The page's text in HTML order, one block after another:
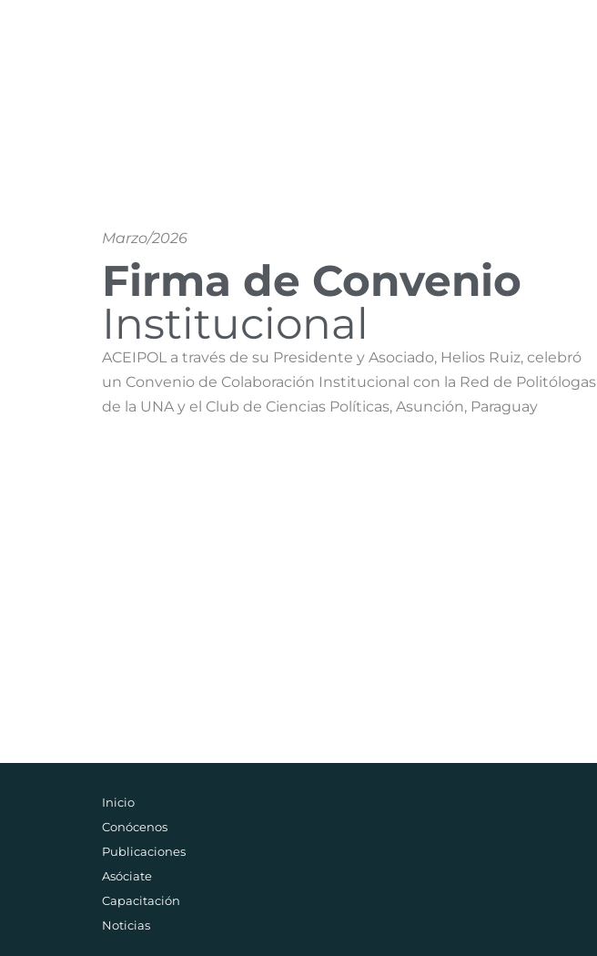
Marzo/2026
Firma de Convenio
Institucional
ACEIPOL a través de su Presidente y Asociado, Helios Ruiz, celebró
un Convenio de Colaboración Institucional con la Red de Politólogas
de la UNA y el Club de Ciencias Políticas, Asunción, Paraguay
Inicio
Conócenos
Publicaciones
Asóciate
Capacitación
Noticias